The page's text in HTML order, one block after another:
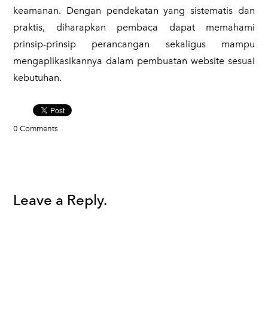
keamanan. Dengan pendekatan yang sistematis dan
praktis, diharapkan pembaca dapat memahami
prinsip-prinsip perancangan sekaligus mampu
mengaplikasikannya dalam pembuatan website sesuai
kebutuhan.
0 Comments
Leave a Reply.